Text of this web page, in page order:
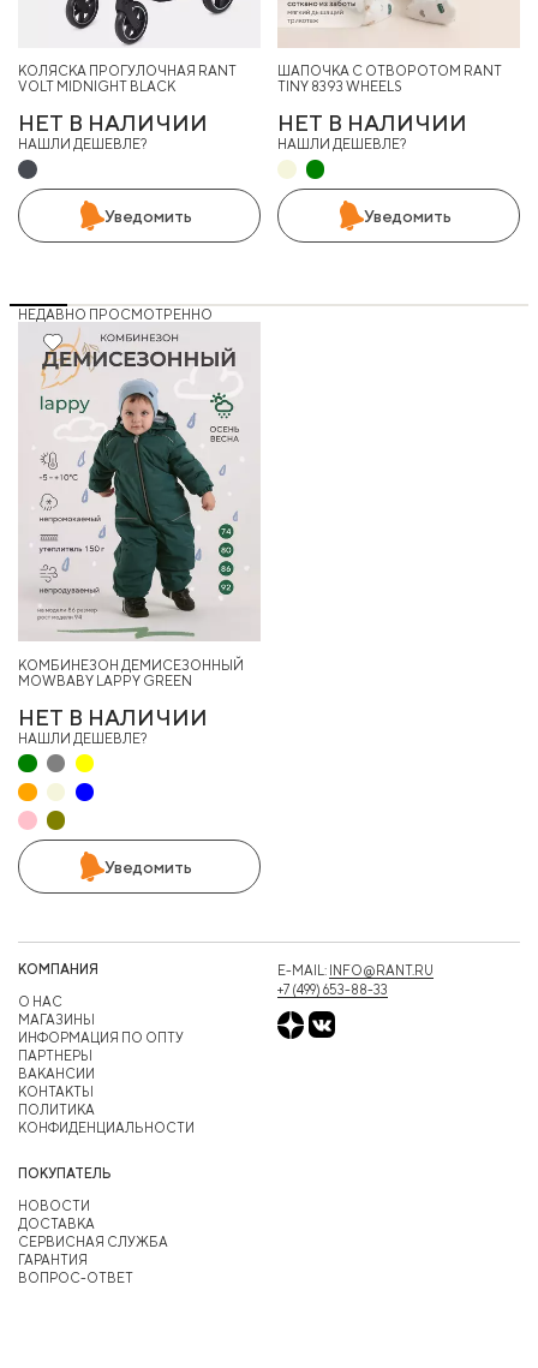
КОЛЯСКА ПРОГУЛОЧНАЯ RANT
VOLT MIDNIGHT BLACK
НЕТ В НАЛИЧИИ
НАШЛИ ДЕШЕВЛЕ?
Уведомить
ШАПОЧКА С ОТВОРОТОМ RANT
TINY 8393 WHEELS
НЕТ В НАЛИЧИИ
НАШЛИ ДЕШЕВЛЕ?
Уведомить
НЕДАВНО ПРОСМОТРЕННО
27%
КОМБИНЕЗОН ДЕМИСЕЗОННЫЙ
MOWBABY LAPPY GREEN
НЕТ В НАЛИЧИИ
НАШЛИ ДЕШЕВЛЕ?
Уведомить
КОМПАНИЯ
О НАС
МАГАЗИНЫ
ИНФОРМАЦИЯ ПО ОПТУ
ПАРТНЕРЫ
ВАКАНСИИ
КОНТАКТЫ
ПОЛИТИКА
КОНФИДЕНЦИАЛЬНОСТИ
ПОКУПАТЕЛЬ
НОВОСТИ
ДОСТАВКА
СЕРВИСНАЯ СЛУЖБА
ГАРАНТИЯ
ВОПРОС-ОТВЕТ
E-MAIL: INFO@RANT.RU
+7 (499) 653-88-33